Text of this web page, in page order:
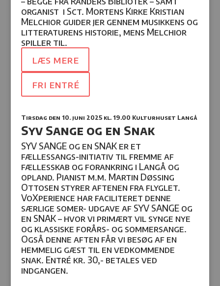
organist i Sct. Mortens Kirke Kristian
Melchior guider jer gennem musikkens og
litteraturens historie, mens Melchior
spiller til.
læs mere
fri entré
Tirsdag den 10. juni 2025kl. 19.00 Kulturhuset Langå
Syv Sange og en Snak
SYV SANGE og en SNAK er et
fællessangs-initiativ til fremme af
fællesskab og forankring i Langå og
opland. Pianist m.m. Martin Døssing
Ottosen styrer aftenen fra flyglet.
VoXperience har faciliteret denne
særlige somer- udgave af SYV SANGE og
en SNAK – hvor vi primært vil synge nye
og klassiske forårs- og sommersange.
Også denne aften får vi besøg af en
hemmelig gæst til en vedkommende
snak. Entré kr. 30,- betales ved
indgangen.